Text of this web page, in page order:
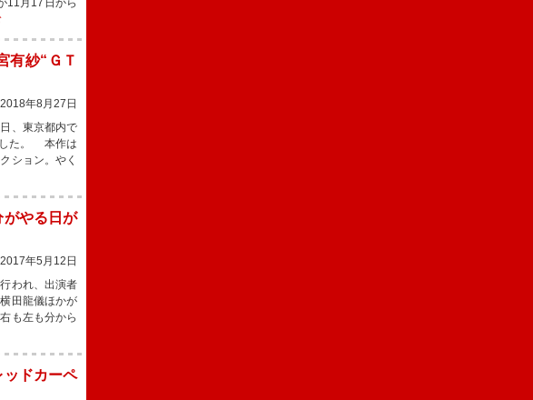
11月17日から
有紗“ＧＴ
2018年8月27日
、東京都内で
した。 本作は
ション。やく
やる日が
2017年5月12日
われ、出演者
田龍儀ほかが
も左も分から
ドカーペ